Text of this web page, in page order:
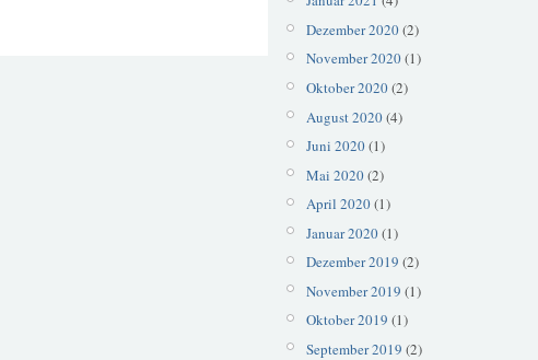
Dezember 2020(2)
November 2020(1)
Oktober 2020(2)
August 2020(4)
Juni 2020(1)
Mai 2020(2)
April 2020(1)
Januar 2020(1)
Dezember 2019 (2)
November 2019 (1)
Oktober 2019 (1)
September 2019 (2)